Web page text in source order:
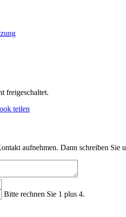
freigeschaltet.
teilen
aufnehmen. Dann schreiben Sie
Bitte rechnen Sie 1 plus 4.